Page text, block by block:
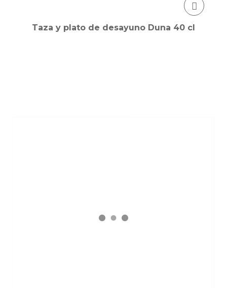
Taza y plato de desayuno Duna 40 cl